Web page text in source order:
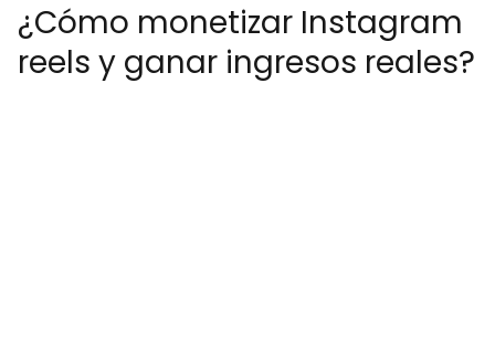
¿Cómo monetizar Instagram
reels y ganar ingresos reales?